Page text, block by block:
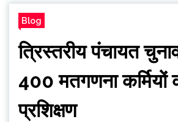
Blog
त्रिस्तरीय पंचायत
400 मतगणना कर्मियों
प्रशिक्षण